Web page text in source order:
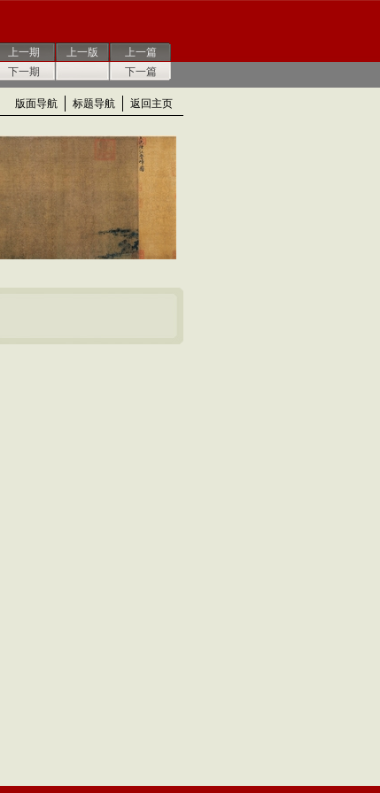
上一期
下一期
上一版
上一篇
下一篇
版面导航 标题导航 返回主页